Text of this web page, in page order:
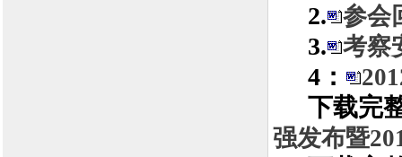
2. 参会
3. 考察
4：
下载完
强发布暨